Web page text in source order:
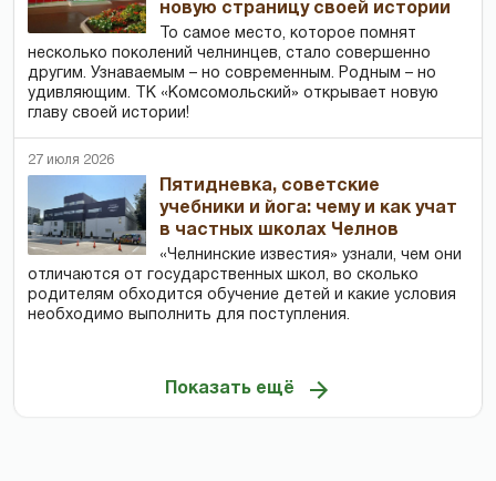
новую страницу своей истории
То самое место, которое помнят
несколько поколений челнинцев, стало совершенно
другим. Узнаваемым – но современным. Родным – но
удивляющим. ТК «Комсомольский» открывает новую
главу своей истории!
27 июля 2026
Пятидневка, советские
учебники и йога: чему и как учат
в частных школах Челнов
«Челнинские известия» узнали, чем они
отличаются от государственных школ, во сколько
родителям обходится обучение детей и какие условия
необходимо выполнить для поступления.
Показать ещё